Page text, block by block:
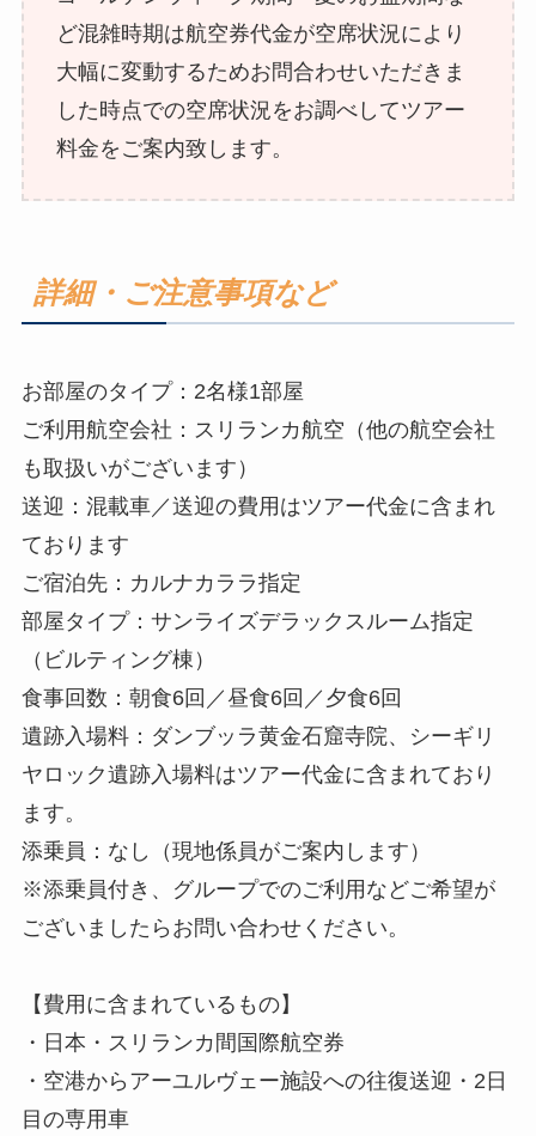
ど混雑時期は航空券代金が空席状況により
大幅に変動するためお問合わせいただきま
した時点での空席状況をお調べしてツアー
料金をご案内致します。
詳細・ご注意事項など
お部屋のタイプ：2名様1部屋
ご利用航空会社：スリランカ航空（他の航空会社
も取扱いがございます）
送迎：混載車／送迎の費用はツアー代金に含まれ
ております
ご宿泊先：カルナカララ指定
部屋タイプ：サンライズデラックスルーム指定
（ビルティング棟）
食事回数：朝食6回／昼食6回／夕食6回
遺跡入場料：ダンブッラ黄金石窟寺院、シーギリ
ヤロック遺跡入場料はツアー代金に含まれており
ます。
添乗員：なし（現地係員がご案内します）
※添乗員付き、グループでのご利用などご希望が
ございましたらお問い合わせください。
【費用に含まれているもの】
・日本・スリランカ間国際航空券
・空港からアーユルヴェー施設への往復送迎・2日
目の専用車